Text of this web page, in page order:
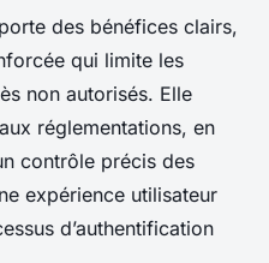
des bénéfices clairs,
qui limite les
non autorisés. Elle
réglementations, en
contrôle précis des
expérience utilisateur
d’authentification